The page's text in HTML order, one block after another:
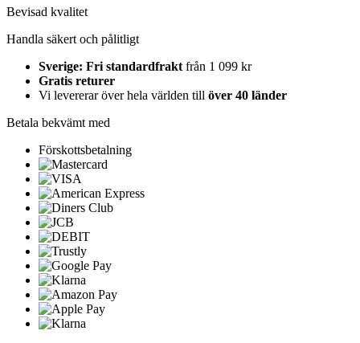
Bevisad kvalitet
Handla säkert och pålitligt
Sverige: Fri standardfraktfrån 1 099 kr
Gratis returer
Vi levererar över hela världen till över 40 länder
Betala bekvämt med
Förskottsbetalning